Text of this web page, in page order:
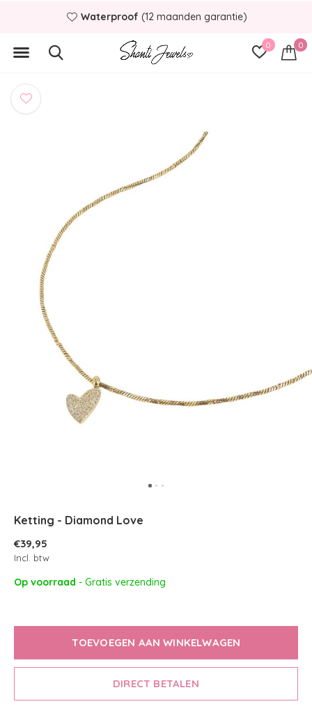
0 0
Waterproof (12 maanden garantie)
Ketting - Diamond Love
€39,95
Incl. btw
Op voorraad - Gratis verzending
TOEVOEGEN AAN WINKELWAGEN
DIRECT BETALEN